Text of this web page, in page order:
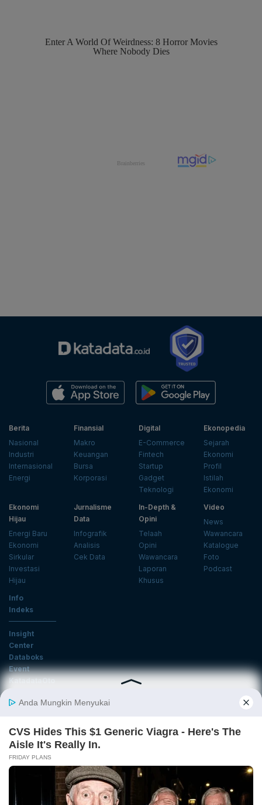
Berita
Nasional
Industri
Internasional
Energi
Finansial
Makro
Keuangan
Bursa
Korporasi
Digital
E-Commerce
Fintech
Startup
Gadget
Teknologi
Ekonopedia
Sejarah
Ekonomi
Profil
Istilah
Ekonomi
Ekonomi
Hijau
Energi Baru
Ekonomi
Sirkular
Investasi
Hijau
Jurnalisme
Data
Infografik
Analisis
Cek Data
In-Depth &
Opini
Telaah
Opini
Wawancara
Laporan
Khusus
Video
News
Wawancara
Katalogue
Foto
Podcast
Info
Indeks
Insight
Center
Databoks
Event
KatadataOto
Email
Daftar